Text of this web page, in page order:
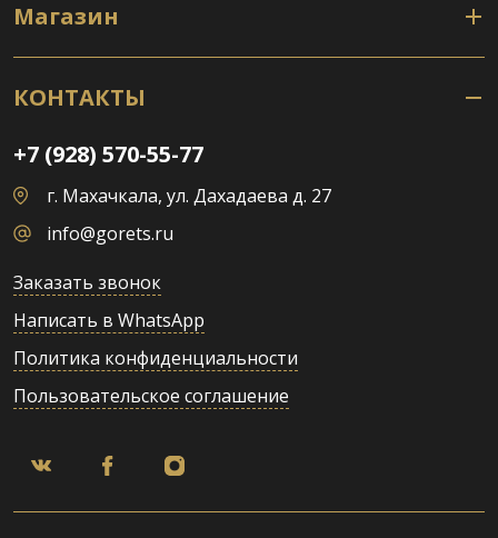
Магазин
КОНТАКТЫ
+7 (928) 570-55-77
г. Махачкала, ул. Дахадаева д. 27
info@gorets.ru
Заказать звонок
Написать в WhatsApp
Политика конфиденциальности
Пользовательское соглашение